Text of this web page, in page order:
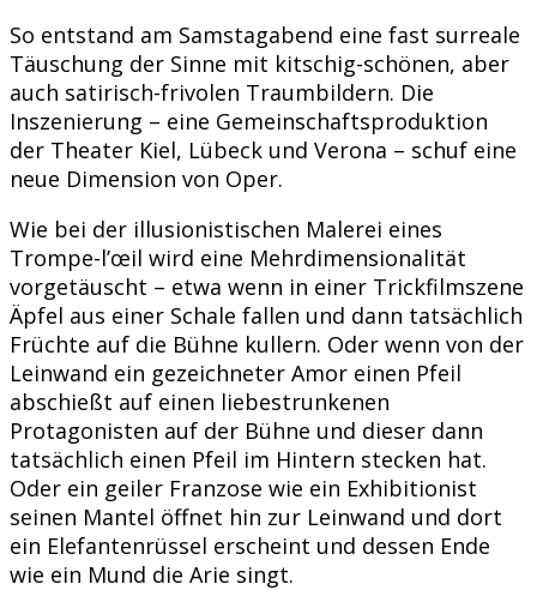
So entstand am Samstagabend eine fast surreale
Täuschung der Sinne mit kitschig-schönen, aber
auch satirisch-frivolen Traumbildern. Die
Inszenierung – eine Gemeinschaftsproduktion
der Theater Kiel, Lübeck und Verona – schuf eine
neue Dimension von Oper.
Wie bei der illusionistischen Malerei eines
Trompe-l’œil wird eine Mehrdimensionalität
vorgetäuscht – etwa wenn in einer Trickfilmszene
Äpfel aus einer Schale fallen und dann tatsächlich
Früchte auf die Bühne kullern. Oder wenn von der
Leinwand ein gezeichneter Amor einen Pfeil
abschießt auf einen liebestrunkenen
Protagonisten auf der Bühne und dieser dann
tatsächlich einen Pfeil im Hintern stecken hat.
Oder ein geiler Franzose wie ein Exhibitionist
seinen Mantel öffnet hin zur Leinwand und dort
ein Elefantenrüssel erscheint und dessen Ende
wie ein Mund die Arie singt.